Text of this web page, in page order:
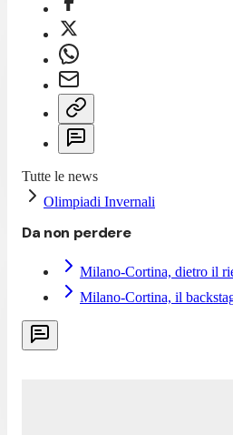
Tutte le news
Olimpiadi Invernali
Da non perdere
Milano-Cortina, dietro il
Milano-Cortina, il